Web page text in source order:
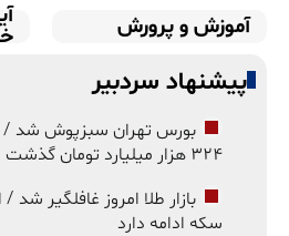
آموزش و پرورش
پیشنهاد سردبیر
بورس تهران سبزپوش شد /
۳۲۴ هزار میلیارد تومان گذشت
بازار طلا امروز غافلگیر
سکه ادامه دارد